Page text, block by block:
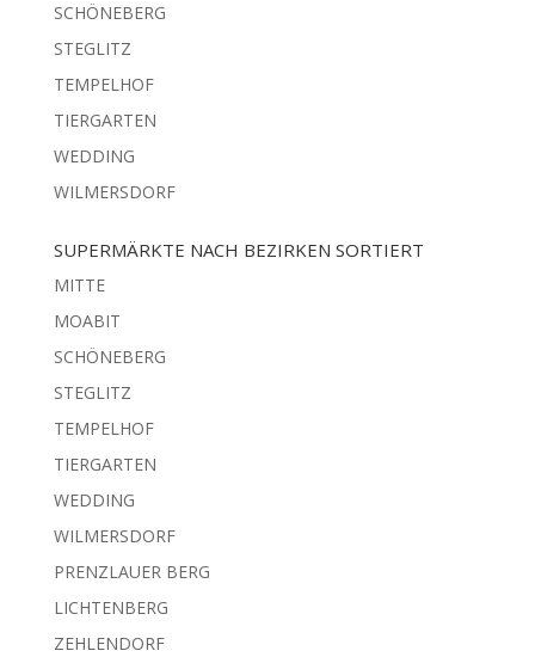
SCHÖNEBERG
STEGLITZ
TEMPELHOF
TIERGARTEN
WEDDING
WILMERSDORF
SUPERMÄRKTE NACH BEZIRKEN SORTIERT
MITTE
MOABIT
SCHÖNEBERG
STEGLITZ
TEMPELHOF
TIERGARTEN
WEDDING
WILMERSDORF
PRENZLAUER BERG
LICHTENBERG
ZEHLENDORF